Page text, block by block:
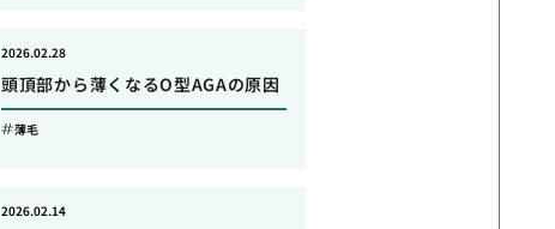
頭頂部から薄くなるO型AGAの原因
2026.02.28
薄毛
2026.02.14